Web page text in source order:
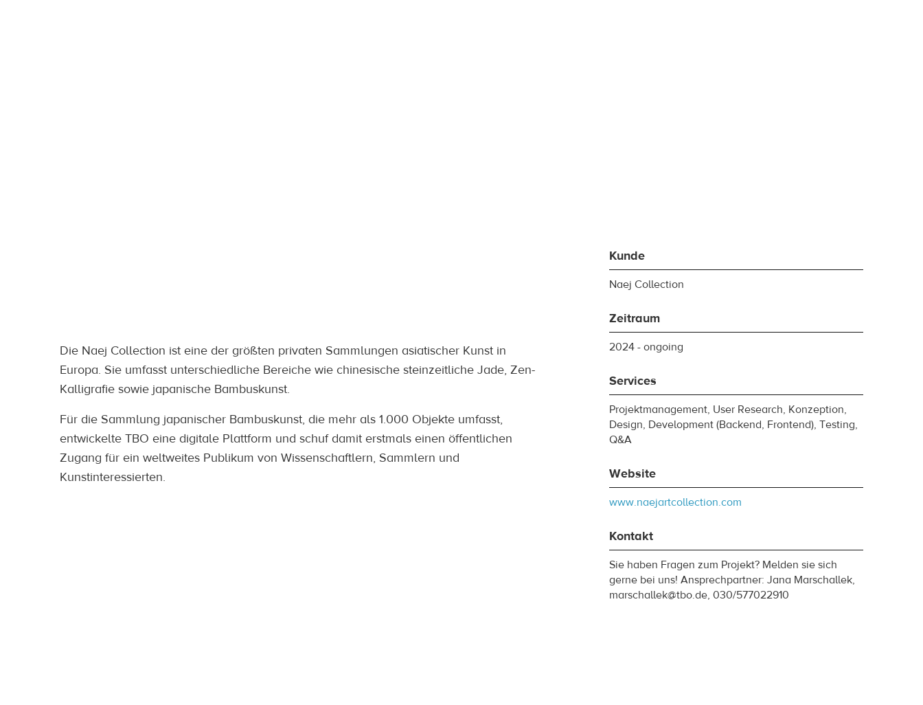
Die Naej Collection ist eine der größten privaten Sammlungen asiatischer Kunst in
Europa. Sie umfasst unterschiedliche Bereiche wie chinesische steinzeitliche Jade, Zen-
Kalligrafie sowie japanische Bambuskunst.
Für die Sammlung japanischer Bambuskunst, die mehr als 1.000 Objekte umfasst,
entwickelte TBO eine digitale Plattform und schuf damit erstmals einen öffentlichen
Zugang für ein weltweites Publikum von Wissenschaftlern, Sammlern und
Kunstinteressierten.
Kunde
Naej Collection
Zeitraum
2024 - ongoing
Services
Projektmanagement, User Research, Konzeption,
Design, Development (Backend, Frontend), Testing,
Q&A
Website
www.naejartcollection.com
Kontakt
Sie haben Fragen zum Projekt? Melden sie sich
gerne bei uns! Ansprechpartner: Jana Marschallek,
marschallek@tbo.de, 030/577022910